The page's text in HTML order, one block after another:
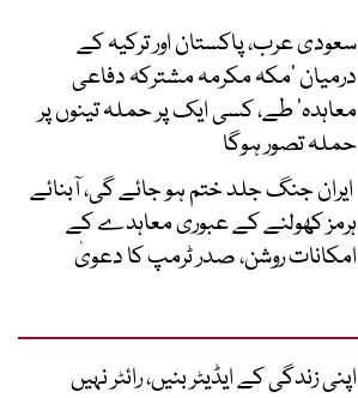
سعودی عرب، پاکستان اور ترکیہ کے
درمیان ’مکہ مکرمہ مشترکہ دفاعی
معاہدہ‘ طے، کسی ایک پر حملہ تینوں پر
حملہ تصور ہوگا
ایران جنگ جلد ختم ہو جائے گی، آبنائے
ہرمز کھولنے کے عبوری معاہدے کے
امکانات روشن، صدر ٹرمپ کا دعویٰ
اپنی زندگی کے ایڈیٹر بنیں، رائٹر نہیں